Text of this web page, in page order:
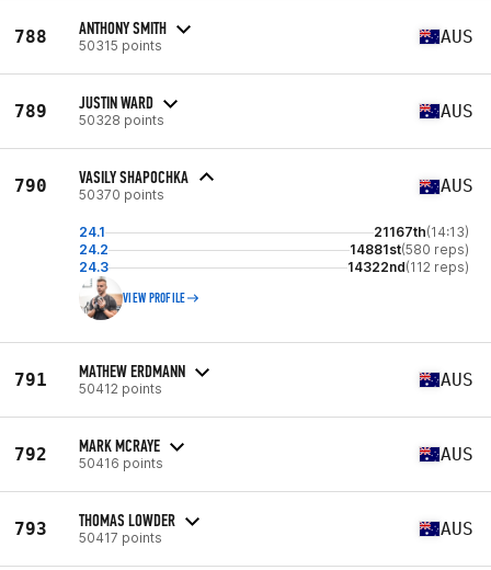
788 ANTHONY SMITH
50315 points AUS
789 JUSTIN WARD
50328 points AUS
790 VASILY SHAPOCHKA
50370 points AUS
24.1 21167th(14:13)
24.2
14881st(580 reps)
24.3
14322nd(112 reps)
VIEW PROFILE
791 MATHEW ERDMANN
50412 points AUS
792 MARK MCRAYE
50416 points AUS
793 THOMAS LOWDER
50417 points AUS